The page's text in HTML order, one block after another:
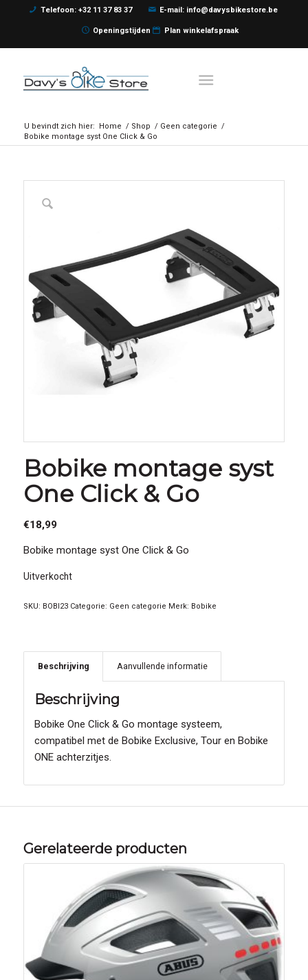
Telefoon: +32 11 37 83 37 E-mail: info@davysbikestore.be
Openingstijden Plan winkelafspraak
U bevindt zich hier: Home / Shop / Geen categorie /
Bobike montage syst One Click & Go
Bobike montage syst
One Click & Go
€18,99
Bobike montage syst One Click & Go
Uitverkocht
SKU: BOBI23 Categorie: Geen categorie Merk: Bobike
Beschrijving Aanvullende informatie
Beschrijving
Bobike One Click & Go montage systeem,
compatibel met de Bobike Exclusive, Tour en Bobike
ONE achterzitjes.
Gerelateerde producten